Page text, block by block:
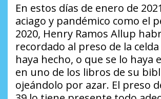
En estos días de enero de
aciago y pandémico como el
2020, Henry Ramos Allup
recordado al preso de la celda
haya hecho, o que se lo haya
en uno de los libros de su
ojeándolo por azar. El preso